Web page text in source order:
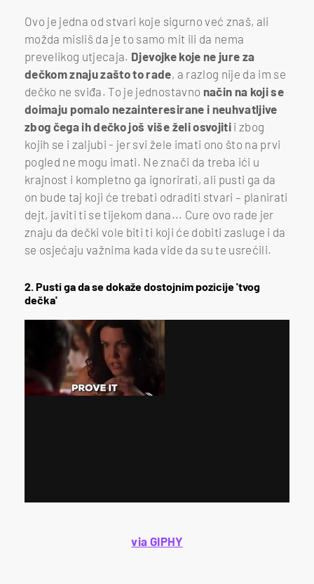
Ovo je jedna od stvari koje sigurno već znaš, ali
možda misliš da je to samo mit ili da nema
prevelikog utjecaja. Djevojke koje ne jure za
dečkom znaju zašto to rade, a razlog nije da im se
dečko ne sviđa. To je jednostavno način na koji se
doimaju pomalo nezainteresirane i neuhvatljive
zbog čega ih dečko još više želi osvojitii zbog
kojih se i zaljubi - jer svi žele imati ono što na prvi
pogled ne mogu imati. Ne znači da treba ići u
krajnost i kompletno ga ignorirati, ali pusti ga da
on bude taj koji će trebati odraditi stvari – planirati
dejt, javiti ti se tijekom dana... Cure ovo rade jer
znaju da dečki vole biti ti koji će dobiti zasluge i da
se osjećaju važnima kada vide da su te usrećili.
2. Pusti ga da se dokaže dostojnim pozicije 'tvog
dečka'
via GIPHY